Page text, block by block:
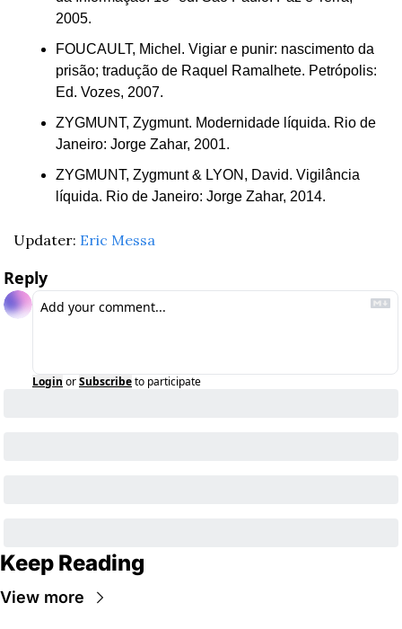
2005.
FOUCAULT, Michel. Vigiar e punir: nascimento da
prisão; tradução de Raquel Ramalhete. Petrópolis:
Ed. Vozes, 2007.
ZYGMUNT, Zygmunt. Modernidade líquida. Rio de
Janeiro: Jorge Zahar, 2001.
ZYGMUNT, Zygmunt & LYON, David. Vigilância
líquida. Rio de Janeiro: Jorge Zahar, 2014.
Updater: Eric Messa
Reply
Login orSubscribeto participate
Keep Reading
View more